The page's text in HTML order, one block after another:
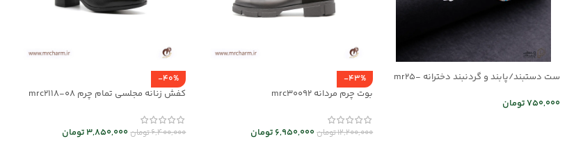
ست دستبند/پابند و گردنبند دخترانه mr25-
750,000تومان
-43%
بوت چرم مردانه mrc30092
12,200,000تومان6,950,000 تومان
-40%
کفش زنانه مجلسی تمام چرم mrc2118-08
6,400,000تومان3,850,000تومان